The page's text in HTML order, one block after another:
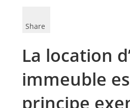
Share
La location
immeuble
principe